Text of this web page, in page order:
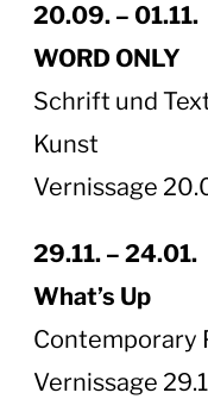
20.09. – 01.11.
WORD ONLY
Schrift und
Kunst
Vernissage
29.11. – 24.01.
What’s Up
Contemporary
Vernissage